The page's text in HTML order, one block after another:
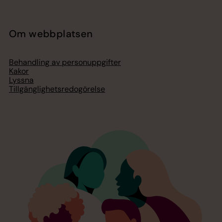
Om webbplatsen
Behandling av personuppgifter
Kakor
Lyssna
Tillgänglighetsredogörelse